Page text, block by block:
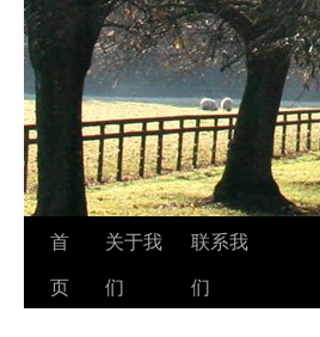
跳
至
首
页
关于我
们
联系我
们